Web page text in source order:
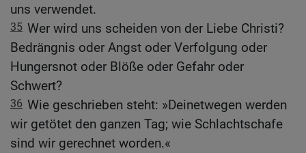
uns verwendet.
35 Wer wird uns scheiden von der Liebe Christi?
Bedrängnis oder Angst oder Verfolgung oder
Hungersnot oder Blöße oder Gefahr oder
Schwert?
36 Wie geschrieben steht: »Deinetwegen werden
wir getötet den ganzen Tag; wie Schlachtschafe
sind wir gerechnet worden.«